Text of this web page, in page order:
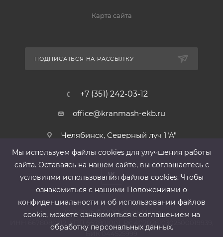
Карта сайта
ПОДПИСАТЬСЯ НА РАССЫЛКУ
+7 (351) 242-03-12
office@kranmash-ekb.ru
Челябинск, Северный луч 1"А"
2013-2026 ©ООО «КранМаш»
ИНН 6678080212, КПП 667801001 ,Р/с 40702810302500019939,
БИК 044525999
Мы используем файлы cооkies для улучшения работы
сайта. Оставаясь на нашем сайте, вы соглашаетесь с
условиями использования файлов cооkies. Чтобы
ознакомиться с нашими Положениями о
конфиденциальности и об использовании файлов
cookie, можете ознакомиться с соглашением на
обработку персональных данных.